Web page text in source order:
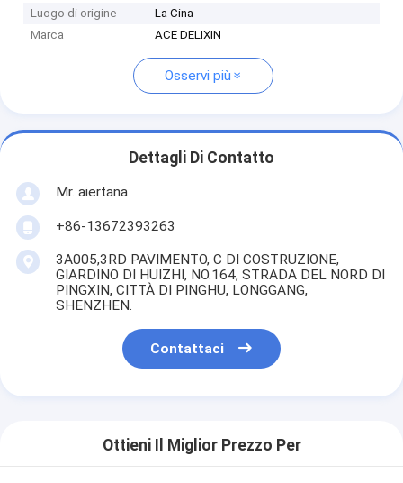
Luogo di origine
La Cina
Marca
ACE DELIXIN
Osservi più
Dettagli Di Contatto
Mr. aiertana
+86-13672393263
3A005,3RD PAVIMENTO, C DI COSTRUZIONE,
GIARDINO DI HUIZHI, NO.164, STRADA DEL NORD DI
PINGXIN, CITTÀ DI PINGHU, LONGGANG,
SHENZHEN.
Contattaci
Ottieni Il Miglior Prezzo Per